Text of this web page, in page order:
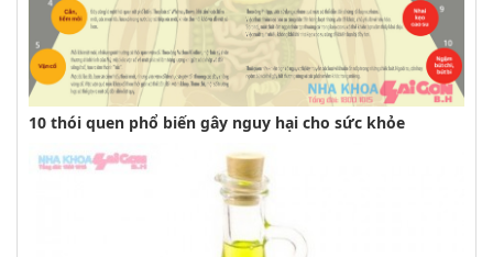
10 thói quen phổ biến gây nguy hại cho sức khỏe